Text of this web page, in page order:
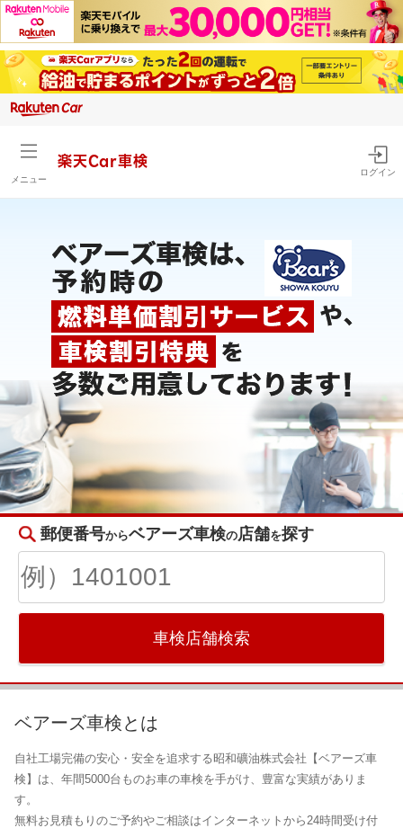
メニュー
楽天Car車検
ログイン
郵便番号からベアーズ車検の店舗を探す
車検店舗検索
ベアーズ車検とは
自社工場完備の安心・安全を追求する昭和礦油株式会社【ベアーズ車
検】は、年間5000台ものお車の車検を手がけ、豊富な実績がありま
す。
無料お見積もりのご予約やご相談はインターネットから24時間受け付